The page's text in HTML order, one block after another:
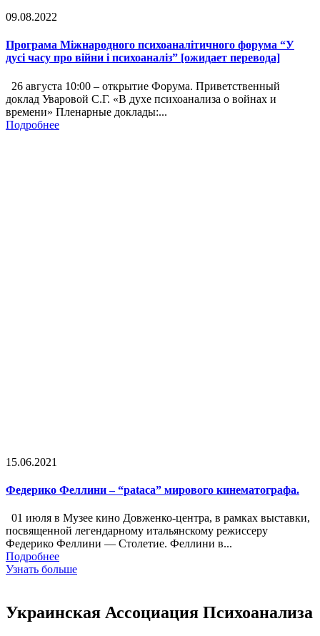
09.08.2022
Програма Міжнародного психоаналітичного форума “У
дусі часу про війни і психоаналіз” [ожидает перевода]
26 августа 10:00 – открытие Форума. Приветственный
доклад Уваровой С.Г. «В духе психоанализа о войнах и
времени» Пленарные доклады:...
Подробнее
15.06.2021
Федерико Феллини – “pataca” мирового кинематографа.
01 июля в Музее кино Довженко-центра, в рамках выставки,
посвященной легендарному итальянскому режиссеру
Федерико Феллини — Столетие. Феллини в...
Подробнее
Узнать больше
Украинская Ассоциация Психоанализа